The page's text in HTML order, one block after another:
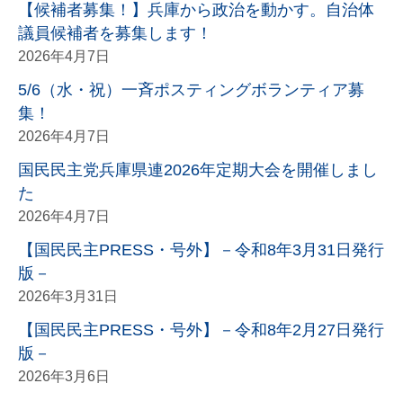
【候補者募集！】兵庫から政治を動かす。自治体
議員候補者を募集します！
2026年4月7日
5/6（水・祝）一斉ポスティングボランティア募
集！
2026年4月7日
国民民主党兵庫県連2026年定期大会を開催しまし
た
2026年4月7日
【国民民主PRESS・号外】－令和8年3月31日発行
版－
2026年3月31日
【国民民主PRESS・号外】－令和8年2月27日発行
版－
2026年3月6日